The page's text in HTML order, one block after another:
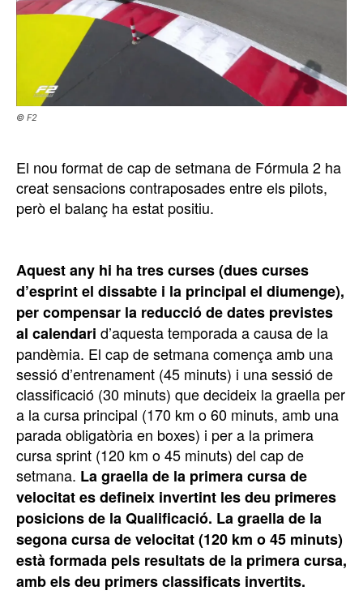
©️ F2
El nou format de cap de setmana de Fórmula 2 ha
creat sensacions contraposades entre els pilots,
però el balanç ha estat positiu.
Aquest any hi ha tres curses (dues curses
d’esprint el dissabte i la principal el diumenge),
per compensar la reducció de dates previstes
al calendari d’aquesta temporada a causa de la
pandèmia. El cap de setmana comença amb una
sessió d’entrenament (45 minuts) i una sessió de
classificació (30 minuts) que decideix la graella per
a la cursa principal (170 km o 60 minuts, amb una
parada obligatòria en boxes) i per a la primera
cursa sprint (120 km o 45 minuts) del cap de
setmana. La graella de la primera cursa de
velocitat es defineix invertint les deu primeres
posicions de la Qualificació. La graella de la
segona cursa de velocitat (120 km o 45 minuts)
està formada pels resultats de la primera cursa,
amb els deu primers classificats invertits.